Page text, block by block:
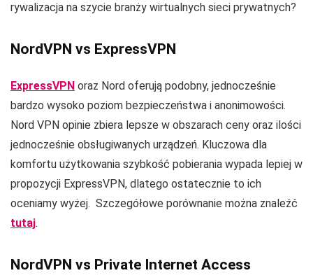
rywalizacja na szycie branży wirtualnych sieci prywatnych?
NordVPN vs ExpressVPN
ExpressVPN oraz Nord oferują podobny, jednocześnie
bardzo wysoko poziom bezpieczeństwa i anonimowości.
Nord VPN opinie zbiera lepsze w obszarach ceny oraz ilości
jednocześnie obsługiwanych urządzeń. Kluczowa dla
komfortu użytkowania szybkość pobierania wypada lepiej w
propozycji ExpressVPN, dlatego ostatecznie to ich
oceniamy wyżej. Szczegółowe porównanie można znaleźć
tutaj.
NordVPN vs Private Internet Access